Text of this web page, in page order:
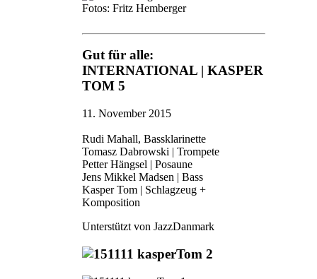
Fotos: Fritz Hemberger
Gut für alle:
INTERNATIONAL | KASPER
TOM 5
11. November 2015
Rudi Mahall, Bassklarinette
Tomasz Dabrowski | Trompete
Petter Hängsel | Posaune
Jens Mikkel Madsen | Bass
Kasper Tom | Schlagzeug +
Komposition
Unterstützt von JazzDanmark